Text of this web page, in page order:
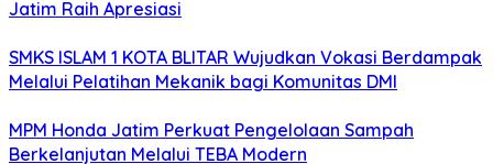
Jatim Raih Apresiasi
SMKS ISLAM 1 KOTA BLITAR Wujudkan Vokasi Berdampak
Melalui Pelatihan Mekanik bagi Komunitas DMI
MPM Honda Jatim Perkuat Pengelolaan Sampah
Berkelanjutan Melalui TEBA Modern